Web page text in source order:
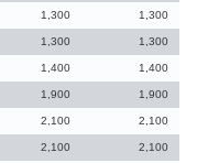
1,300 1,300
1,300 1,300
1,400 1,400
1,900 1,900
2,100 2,100
2,100 2,100